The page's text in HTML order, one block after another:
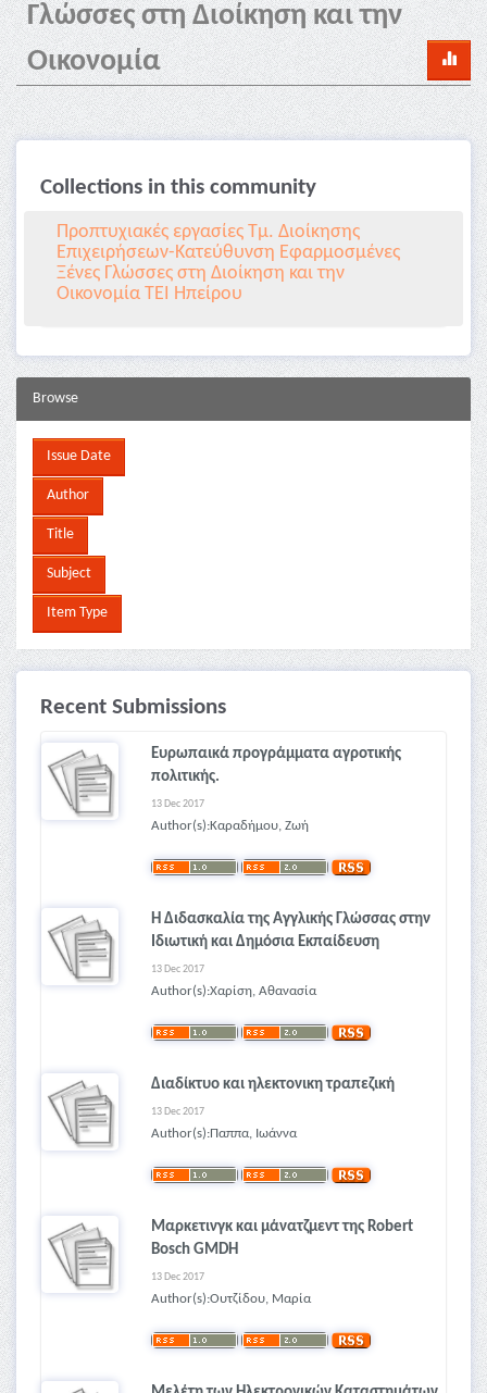
Γλώσσες στη Διοίκηση και την
Οικονομία
Collections in this community
Προπτυχιακές εργασίες Τμ. Διοίκησης
Επιχειρήσεων-Κατεύθυνση Εφαρμοσμένες
Ξένες Γλώσσες στη Διοίκηση και την
Οικονομία ΤΕΙ Ηπείρου
Browse
Recent Submissions
Ευρωπαικά προγράμματα αγροτικής
πολιτικής.
13 Dec 2017
Author(s):Καραδήμου, Ζωή
Η Διδασκαλία της Αγγλικής Γλώσσας στην
Ιδιωτική και Δημόσια Εκπαίδευση
13 Dec 2017
Author(s):Χαρίση, Αθανασία
Διαδίκτυο και ηλεκτονικη τραπεζική
13 Dec 2017
Author(s):Παππα, Ιωάννα
Μαρκετινγκ και μάνατζμεντ της Robert
Bosch GMDH
13 Dec 2017
Author(s):Ουτζίδου, Μαρία